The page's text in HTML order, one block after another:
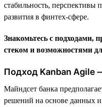
стабильность, перспективы
развития в финтех-сфере.
Знакомьтесь с подходами,
стеком и возможностями
Подход Kanban Agile
Майндсет банка
решений на основе данных